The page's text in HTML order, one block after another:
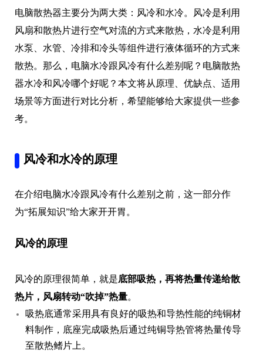
电脑散热器主要分为两大类：风冷和水冷。风冷是利用
风扇和散热片进行空气对流的方式来散热，水冷是利用
水泵、水管、冷排和冷头等组件进行液体循环的方式来
散热。那么，电脑水冷跟风冷有什么差别呢？电脑散热
器水冷和风冷哪个好呢？本文将从原理、优缺点、适用
场景等方面进行对比分析，希望能够给大家提供一些参
考。
风冷和水冷的原理
在介绍电脑水冷跟风冷有什么差别之前，这一部分作
为“拓展知识”给大家开开胃。
风冷的原理
风冷的原理很简单，就是底部吸热，再将热量传递给散
热片，风扇转动“吹掉”热量。
吸热底通常采用具有良好的吸热和导热性能的纯铜材
料制作，底座完成吸热后通过纯铜导热管将热量传导
至散热鳍片上。